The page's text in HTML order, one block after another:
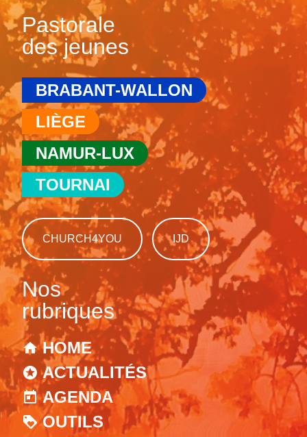
Pastorale
des jeunes
BRABANT-WALLON
LIÈGE
NAMUR-LUX
TOURNAI
CHURCH4YOU IJD
Nos
rubriques
HOME
ACTUALITÉS
AGENDA
OUTILS